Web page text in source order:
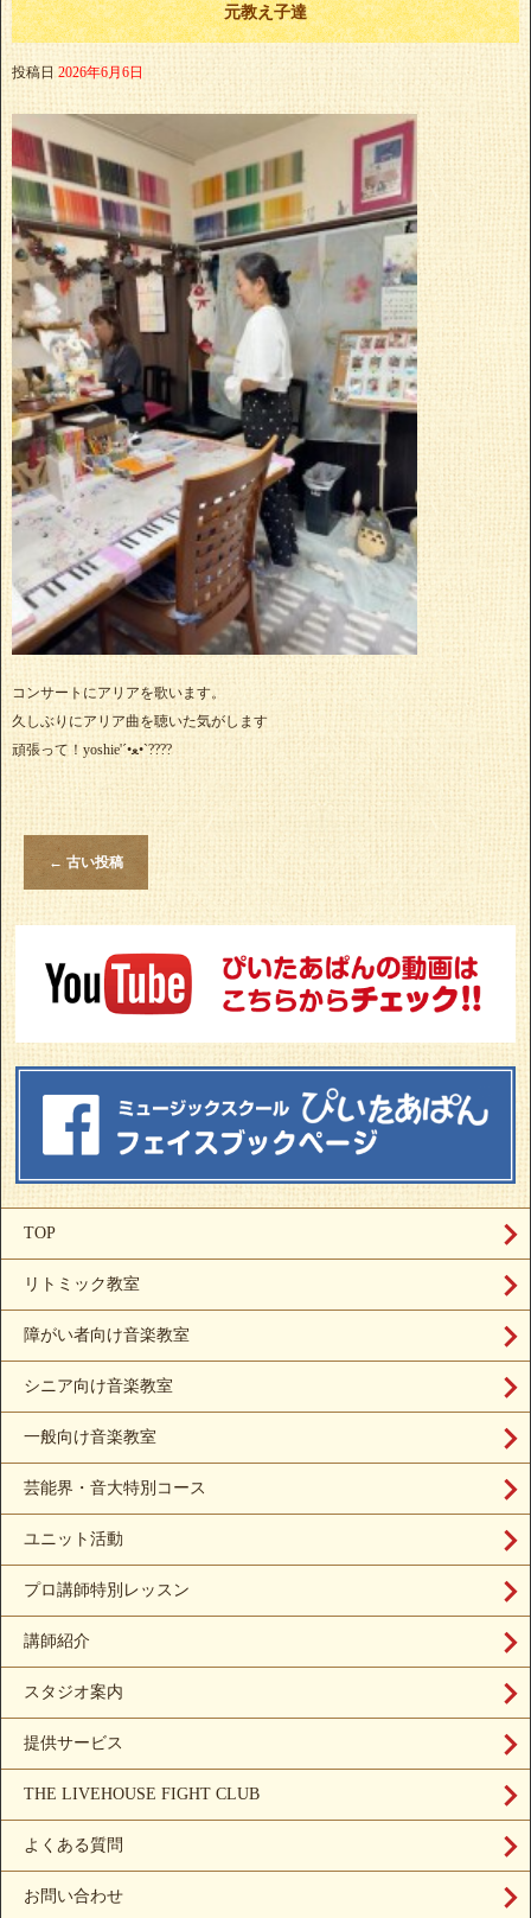
元教え子達
投稿日 2026年6月6日
コンサートにアリアを歌います。
久しぶりにアリア曲を聴いた気がします
頑張って！yoshie'‎´•ﻌ•`????
← 古い投稿
TOP
リトミック教室
障がい者向け音楽教室
シニア向け音楽教室
一般向け音楽教室
芸能界・音大特別コース
ユニット活動
プロ講師特別レッスン
講師紹介
スタジオ案内
提供サービス
THE LIVEHOUSE FIGHT CLUB
よくある質問
お問い合わせ